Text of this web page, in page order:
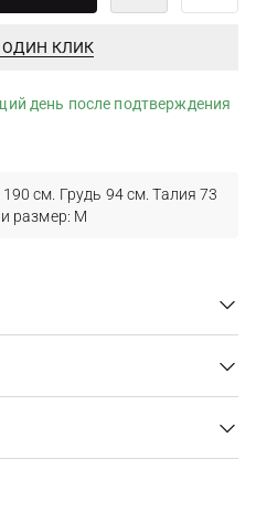
ОДИН КЛИК
день после подтверждения
см. Грудь 94 см. Талия 73
размер: M